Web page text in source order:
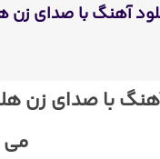
آهنگ با صدای زن
با صدای زن
می